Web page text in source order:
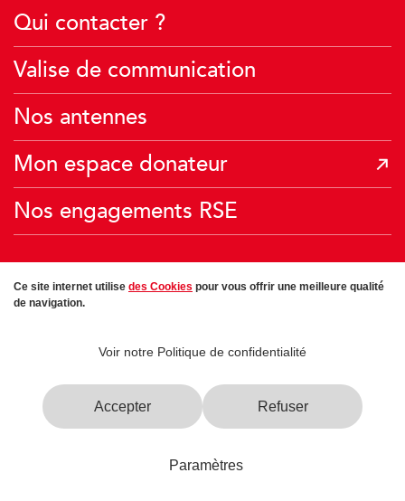
Je crée une collecte
J’agis avec mon école
Je fais un don financier
Je transmets mon patrimoine
Je donne mes Miles Air France
Qui contacter ?
Valise de communication
Nos antennes
Mon espace donateur
Nos engagements RSE
Ce site internet utilise des Cookies pour vous offrir une meilleure qualité
de navigation.
Accepter Refuser
Paramètres
Voir notre Politique de confidentialité